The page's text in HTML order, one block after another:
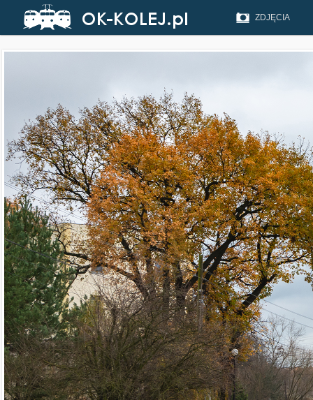
ZDJĘCIA